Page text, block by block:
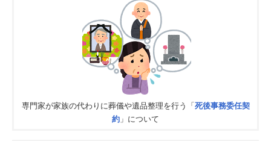
専門家が家族の代わりに葬儀や遺品整理を行う「 死後事務委任契
約 」について